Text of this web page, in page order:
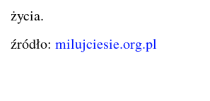
życia.
źródło: milujciesie.org.pl